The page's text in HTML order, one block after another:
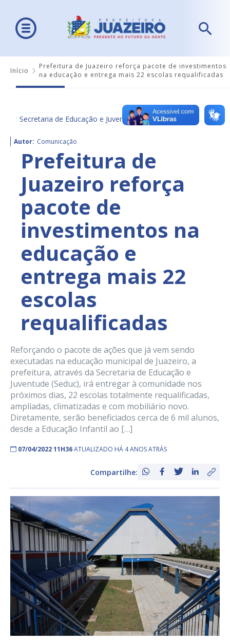
Início
Prefeitura de Juazeiro reforça pacote de investimentos
na educação e entrega mais 22 escolas requalificadas
Secretaria de Educação e Juventude - SEDUC
Autor: Comunicação
Prefeitura de
Juazeiro reforça
pacote de
investimentos na
educação e
entrega mais 22
escolas
requalificadas
Reforçando o pacote de ações que já vem sendo
executadas na educação municipal de Juazeiro, a
prefeitura, através da Secretaria de Educação e
Juventude (Seduc), irá entregar à comunidade nos
próximos dias, 22 escolas totalmente requalificadas,
ampliadas, climatizadas e com mobiliário novo.
Diretamente, serão beneficiados cerca de 6 mil alunos,
desde a Educação Infantil ao […]
07/04/2022 11H36ATUALIZADO HÁ 4 ANOS ATRÁS
Compartilhe: